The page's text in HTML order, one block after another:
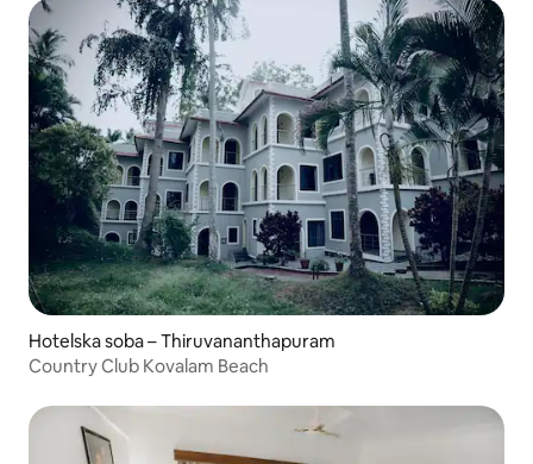
Hotelska soba – Thiruvananthapuram
Country Club Kovalam Beach